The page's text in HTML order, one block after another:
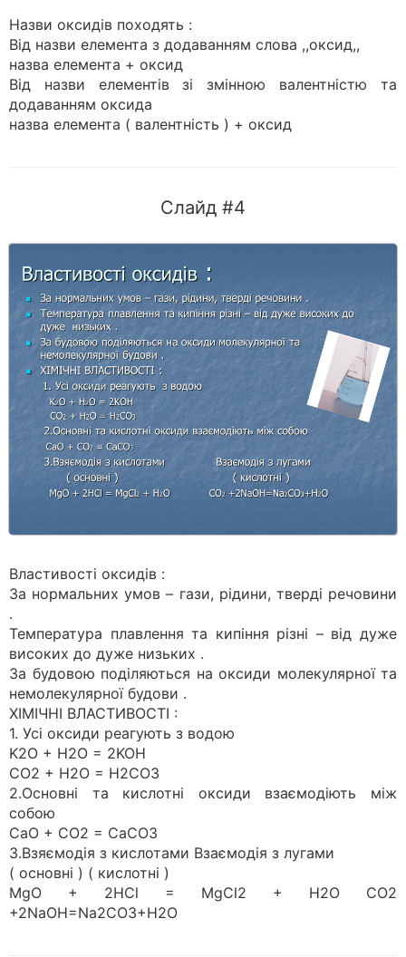
Назви оксидів походять :
Від назви елемента з додаванням слова ,,оксид,,
назва елемента + оксид
Від назви елементів зі змінною валентністю та
додаванням оксида
назва елемента ( валентність ) + оксид
Слайд #4
Властивості оксидів :
За нормальних умов – гази, рідини, тверді речовини
.
Температура плавлення та кипіння різні – від дуже
високих до дуже низьких .
За будовою поділяються на оксиди молекулярної та
немолекулярної будови .
ХІМІЧНІ ВЛАСТИВОСТІ :
1. Усі оксиди реагують з водою
K2O + H2O = 2KOH
CO2 + H2O = H2CO3
2.Основні та кислотні оксиди взаємодіють між
собою
CaO + CO2 = CaCO3
3.Взяємодія з кислотами Взаємодія з лугами
( основні ) ( кислотні )
MgO + 2HCl = MgCl2 + H2O CO2
+2NaOH=Na2CO3+H2O